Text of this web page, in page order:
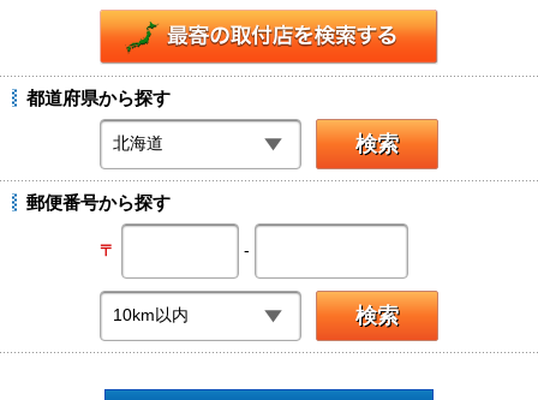
都道府県から探す
郵便番号から探す
〒 -